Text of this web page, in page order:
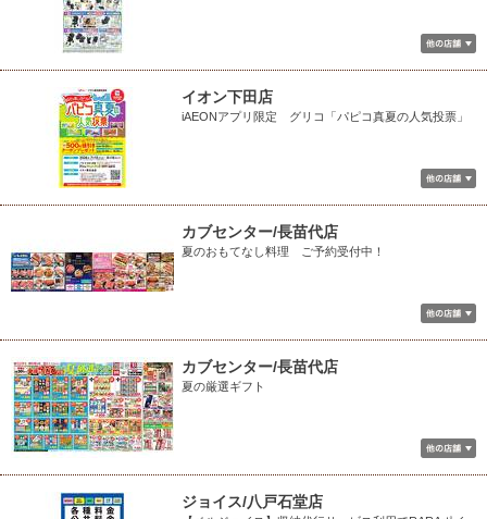
イオン下田店
iAEONアプリ限定 グリコ「パピコ真夏の人気投票」
カブセンター/長苗代店
夏のおもてなし料理 ご予約受付中！
カブセンター/長苗代店
夏の厳選ギフト
ジョイス/八戸石堂店